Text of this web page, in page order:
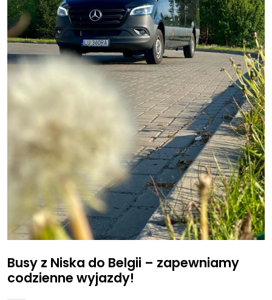
Busy z Niska do Belgii – zapewniamy
codzienne wyjazdy!